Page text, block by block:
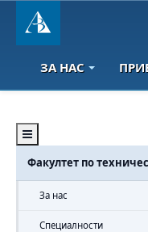
ЗА НАС
Факултет по
За нас
Специалности